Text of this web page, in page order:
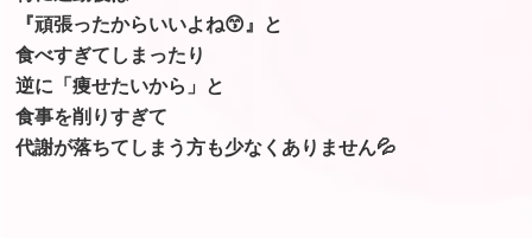
『頑張ったからいいよね😙』と
食べすぎてしまったり
逆に「痩せたいから」と
食事を削りすぎて
代謝が落ちてしまう方も少なくありません💦